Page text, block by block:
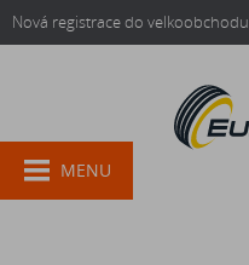
Nová registrace do velkoobchodu
MENU